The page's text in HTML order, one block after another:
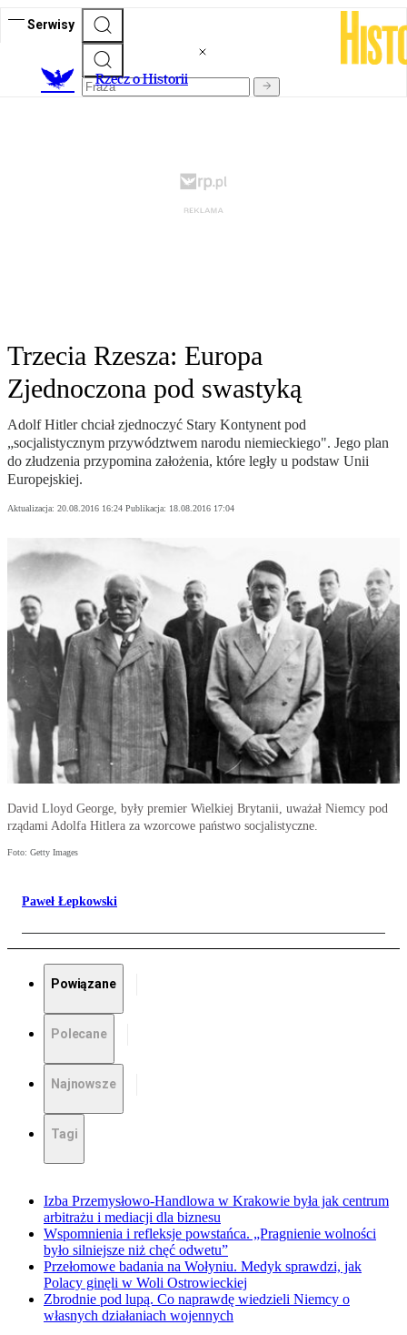
Serwisy
Rzecz o Historii
Trzecia Rzesza: Europa
Zjednoczona pod swastyką
Adolf Hitler chciał zjednoczyć Stary Kontynent pod
„socjalistycznym przywództwem narodu niemieckiego". Jego plan
do złudzenia przypomina założenia, które legły u podstaw Unii
Europejskiej.
Aktualizacja: 20.08.2016 16:24 Publikacja: 18.08.2016 17:04
David Lloyd George, były premier Wielkiej Brytanii, uważał Niemcy pod
rządami Adolfa Hitlera za wzorcowe państwo socjalistyczne.
Foto: Getty Images
Paweł Łepkowski
Powiązane
Polecane
Najnowsze
Tagi
Izba Przemysłowo-Handlowa w Krakowie była jak centrum
arbitrażu i mediacji dla biznesu
Wspomnienia i refleksje powstańca. „Pragnienie wolności
było silniejsze niż chęć odwetu”
Przełomowe badania na Wołyniu. Medyk sprawdzi, jak
Polacy ginęli w Woli Ostrowieckiej
Zbrodnie pod lupą. Co naprawdę wiedzieli Niemcy o
własnych działaniach wojennych